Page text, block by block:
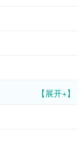
【展开+】